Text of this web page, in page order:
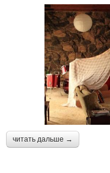
читать дальше →